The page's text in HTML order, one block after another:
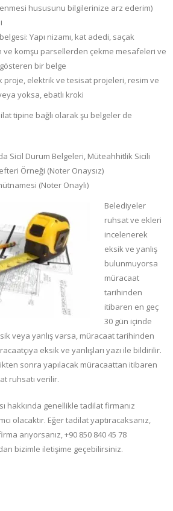
hususunu bilgilerinize arz ederim)
Yapı nizamı, kat adedi, saçak
ve komşu parsellerden çekme mesafeleri ve
bir belge
proje, elektrik ve tesisat projeleri, resim ve
yoksa, ebatlı kroki
tipine bağlı olarak şu belgeler de
Sicil Durum Belgeleri, Müteahhitlik Sicili
Örneği (Noter Onaysız)
(Noter Onaylı)
Belediyeler
ruhsat ve ekleri
incelenerek
eksik ve yanlış
bulunmuyorsa
müracaat
tarihinden
itibaren en geç
30 gün içinde
veya yanlış varsa, müracaat tarihinden
eksik ve yanlışları yazı ile bildirilir.
sonra yapılacak müracaattan itibaren
ruhsatı verilir.
hakkında genellikle tadilat firmanız
olacaktır. Eğer tadilat yaptıracaksanız,
arıyorsanız, +90 850 840 45 78
bizimle iletişime geçebilirsiniz.